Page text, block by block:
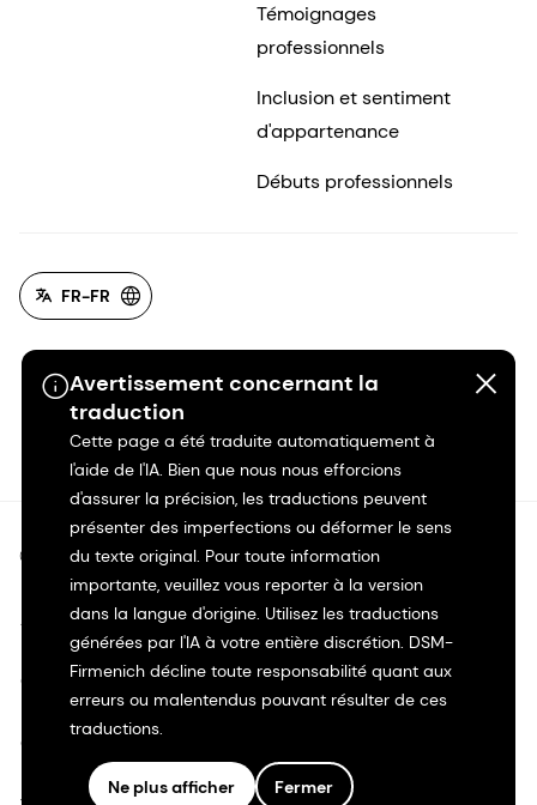
Avertissement concernant la
traduction
Cette page a été traduite automatiquement à
l'aide de l'IA. Bien que nous nous efforcions
d'assurer la précision, les traductions peuvent
présenter des imperfections ou déformer le sens
du texte original. Pour toute information
importante, veuillez vous reporter à la version
dans la langue d'origine. Utilisez les traductions
générées par l'IA à votre entière discrétion. DSM-
Firmenich décline toute responsabilité quant aux
erreurs ou malentendus pouvant résulter de ces
traductions.
Ne plus afficher Fermer
Témoignages
professionnels
Inclusion et sentiment
d'appartenance
Débuts professionnels
FR-FR
©2026 dsm-firmenich. Tous droits réservés.
Avis de confidentialité
Conditions d'utilisation
Conditions d'utilisation